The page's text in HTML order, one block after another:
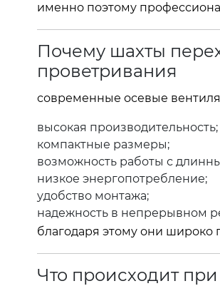
именно поэтому
Почему шахты
проветривания
современные осевые
высокая производительность;
компактные размеры;
возможность работы с
низкое энергопотребление;
удобство монтажа;
надежность в непрерывном
благодаря этому они
Что происходит